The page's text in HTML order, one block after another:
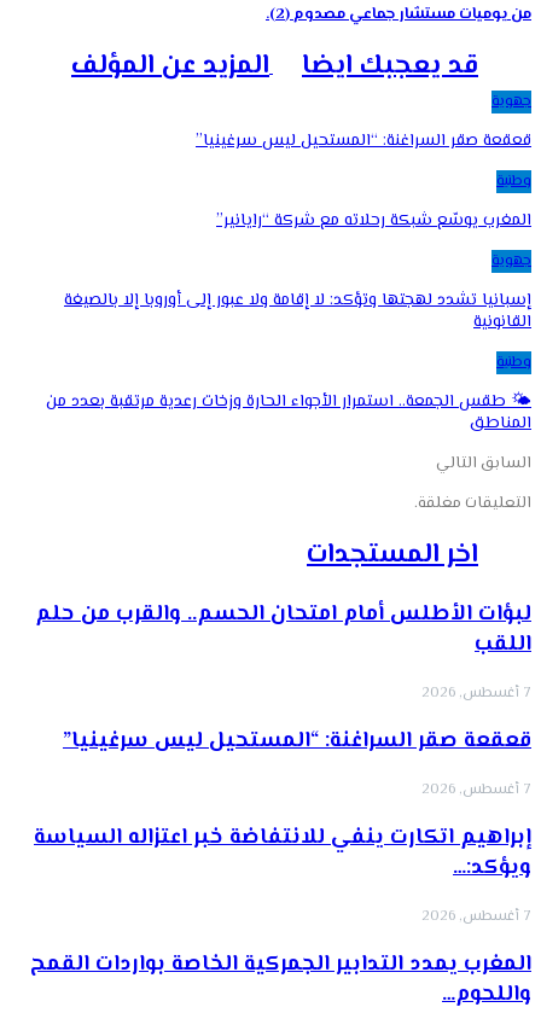
من يوميات مستشار جماعي مصدوم (2).
قد يعجبك ايضا المزيد عن المؤلف
جهوية
قعقعة صقر السراغنة: “المستحيل ليس سرغينيا”
وطنية
المغرب يوسّع شبكة رحلاته مع شركة “رايانير”
جهوية
إسبانيا تشدد لهجتها وتؤكد: لا إقامة ولا عبور إلى أوروبا إلا بالصيغة
القانونية
وطنية
🌤️ طقس الجمعة.. استمرار الأجواء الحارة وزخات رعدية مرتقبة بعدد من
المناطق
السابق التالي
التعليقات مغلقة.
اخر المستجدات
لبؤات الأطلس أمام امتحان الحسم.. والقرب من حلم
اللقب
7 أغسطس, 2026
قعقعة صقر السراغنة: “المستحيل ليس سرغينيا”
7 أغسطس, 2026
إبراهيم اتكارت ينفي للانتفاضة خبر اعتزاله السياسة
ويؤكد:…
7 أغسطس, 2026
المغرب يمدد التدابير الجمركية الخاصة بواردات القمح
واللحوم…